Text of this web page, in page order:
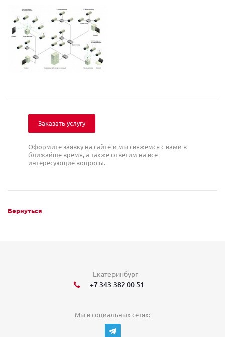
Заказать услугу
Оформите заявку на сайте и мы свяжемся с вами в
ближайше время, а также ответим на все
интересующие вопросы.
Вернуться
Екатеринбург
+7 343 382 00 51
Мы в социальных сетях: